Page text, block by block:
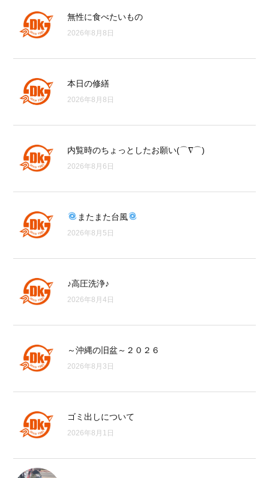
無性に食べたいもの
2026年8月8日
本日の修繕
2026年8月8日
内覧時のちょっとしたお願い(⌒∇⌒)
2026年8月6日
またまた台風
2026年8月5日
♪高圧洗浄♪
2026年8月4日
～沖縄の旧盆～２０２６
2026年8月3日
ゴミ出しについて
2026年8月1日